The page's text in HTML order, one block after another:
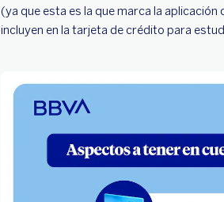
(ya que esta es la que marca la
incluyen en la tarjeta de crédito para